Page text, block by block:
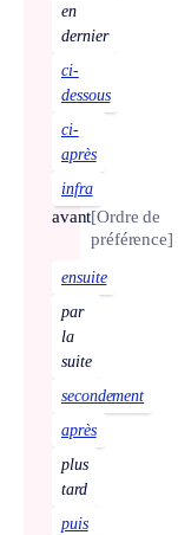
en
dernier
ci-
dessous
ci-
après
infra
avant[Ordre de
préférence]
ensuite
par
la
suite
secondement
après
plus
tard
puis